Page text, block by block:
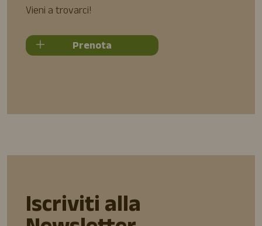
Vieni a trovarci!
Prenota
Iscriviti alla